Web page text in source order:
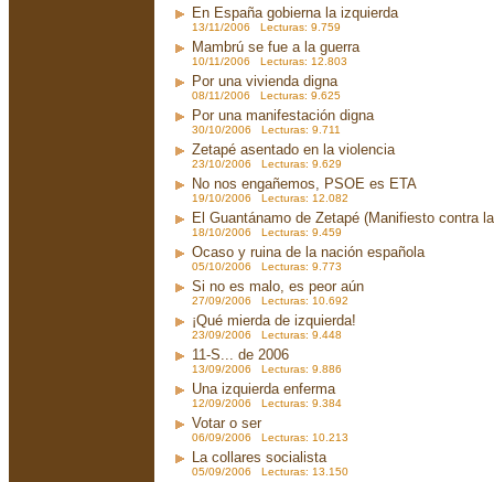
En España gobierna la izquierda
13/11/2006 Lecturas: 9.759
Mambrú se fue a la guerra
10/11/2006 Lecturas: 12.803
Por una vivienda digna
08/11/2006 Lecturas: 9.625
Por una manifestación digna
30/10/2006 Lecturas: 9.711
Zetapé asentado en la violencia
23/10/2006 Lecturas: 9.629
No nos engañemos, PSOE es ETA
19/10/2006 Lecturas: 12.082
El Guantánamo de Zetapé (Manifiesto contra
18/10/2006 Lecturas: 9.459
Ocaso y ruina de la nación española
05/10/2006 Lecturas: 9.773
Si no es malo, es peor aún
27/09/2006 Lecturas: 10.692
¡Qué mierda de izquierda!
23/09/2006 Lecturas: 9.448
11-S... de 2006
13/09/2006 Lecturas: 9.886
Una izquierda enferma
12/09/2006 Lecturas: 9.384
Votar o ser
06/09/2006 Lecturas: 10.213
La collares socialista
05/09/2006 Lecturas: 13.150